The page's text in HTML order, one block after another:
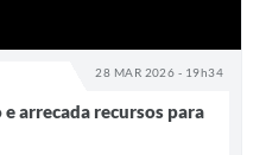
28 MAR 2026 - 19h34
arrecada recursos para